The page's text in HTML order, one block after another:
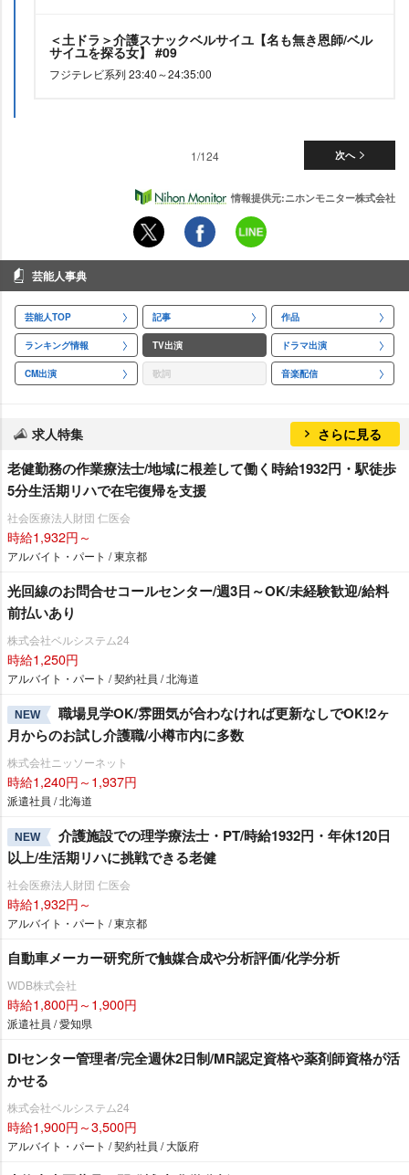
＜土ドラ＞介護スナックベルサイユ【名も無き恩師/ベル
サイユを探る女】 #09
フジテレビ系列 23:40～24:35:00
次へ
1/124
情報提供元:ニホンモニター株式会社
芸能人事典
芸能人TOP 記事 作品
ランキング情報 TV出演 ドラマ出演
CM出演 歌詞 音楽配信
求人特集 さらに見る
老健勤務の作業療法士/地域に根差して働く時給1932円・駅徒歩
5分生活期リハで在宅復帰を支援
社会医療法人財団 仁医会
時給1,932円～
アルバイト・パート / 東京都
光回線のお問合せコールセンター/週3日～OK/未経験歓迎/給料
前払いあり
株式会社ベルシステム24
時給1,250円
アルバイト・パート / 契約社員 / 北海道
NEW
職場見学OK/雰囲気が合わなければ更新なしでOK!2ヶ
月からのお試し介護職/小樽市内に多数
株式会社ニッソーネット
時給1,240円～1,937円
派遣社員 / 北海道
NEW
介護施設での理学療法士・PT/時給1932円・年休120日
以上/生活期リハに挑戦できる老健
社会医療法人財団 仁医会
時給1,932円～
アルバイト・パート / 東京都
自動車メーカー研究所で触媒合成や分析評価/化学分析
WDB株式会社
時給1,800円～1,900円
派遣社員 / 愛知県
DIセンター管理者/完全週休2日制/MR認定資格や薬剤師資格が活
かせる
株式会社ベルシステム24
時給1,900円～3,500円
アルバイト・パート / 契約社員 / 大阪府